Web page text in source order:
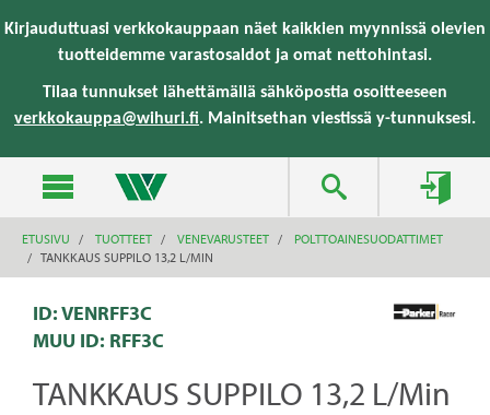
Kirjauduttuasi verkkokauppaan näet kaikkien myynnissä olevien
tuotteidemme varastosaldot ja omat nettohintasi.
Tilaa tunnukset lähettämällä sähköpostia osoitteeseen
verkkokauppa@wihuri.fi. Mainitsethan viestissä y-tunnuksesi.
ETUSIVU TUOTTEET VENEVARUSTEET
POLTTOAINESUODATTIMET
TANKKAUS SUPPILO 13,2 L/MIN
ID: VENRFF3C
MUU ID: RFF3C
TANKKAUS SUPPILO 13,2 L/Min